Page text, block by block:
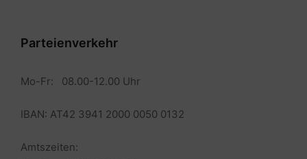
Parteienverkehr
Mo-Fr: 08.00-12.00 Uhr
IBAN: AT42 3941 2000 0050 0132
Amtszeiten: